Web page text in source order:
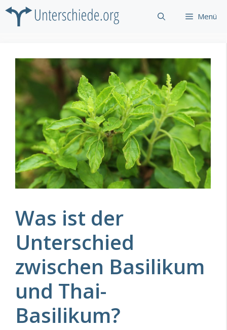
Zum
Inhalt
Menü
Was ist der
Unterschied
zwischen Basilikum
und Thai-
Basilikum?